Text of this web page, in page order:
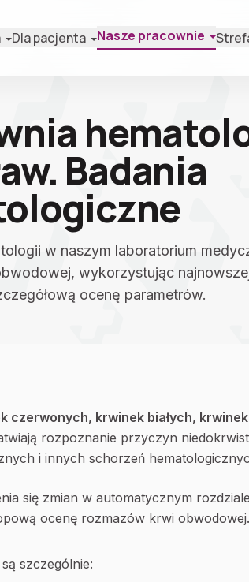
Dla pacjenta Nasze pracownie
Badania
w naszym laboratorium
wykorzystując
ocenę parametrów.
czerwonych, krwinek białych,
rozpoznanie przyczyn
i innych schorzeń
się zmian w automatycznym
ocenę rozmazów krwi obwodowej.
szczególnie: